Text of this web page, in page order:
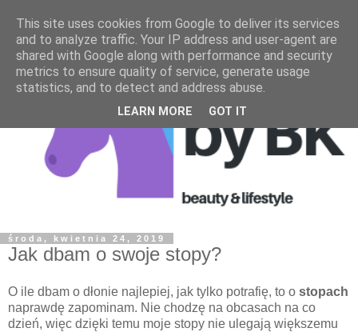
środa, kwietnia 24, 2019
Jak dbam o swoje stopy?
O ile dbam o dłonie najlepiej, jak tylko potrafię, to o stopach
naprawdę zapominam. Nie chodzę na obcasach na co
dzień, więc dzięki temu moje stopy nie ulegają większemu
This site uses cookies from Google to deliver its services
and to analyze traffic. Your IP address and user-agent are
shared with Google along with performance and security
metrics to ensure quality of service, generate usage
statistics, and to detect and address abuse.
LEARN MORE GOT IT